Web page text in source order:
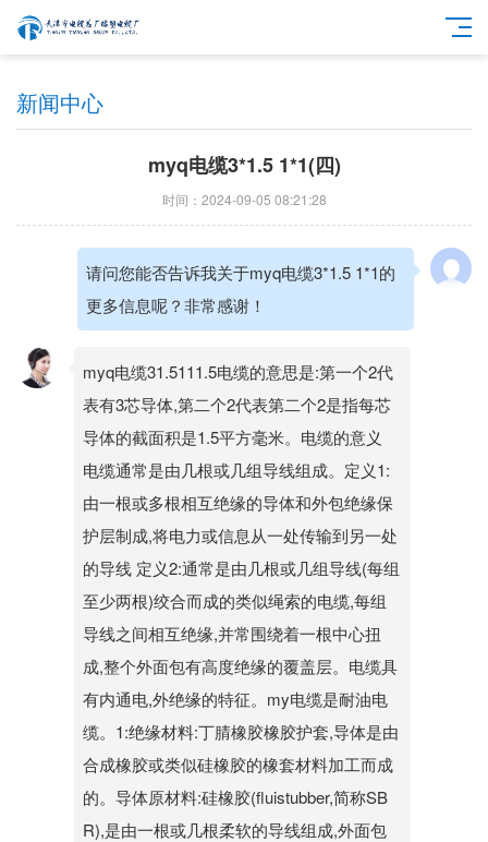
新闻中心
myq电缆3*1.5 1*1(四)
时间：2024-09-05 08:21:28
请问您能否告诉我关于myq电缆3*1.5 1*1的
更多信息呢？非常感谢！
myq电缆31.5111.5电缆的意思是:第一个2代
表有3芯导体,第二个2代表第二个2是指每芯
导体的截面积是1.5平方毫米。电缆的意义
电缆通常是由几根或几组导线组成。定义1:
由一根或多根相互绝缘的导体和外包绝缘保
护层制成,将电力或信息从一处传输到另一处
的导线 定义2:通常是由几根或几组导线(每组
至少两根)绞合而成的类似绳索的电缆,每组
导线之间相互绝缘,并常围绕着一根中心扭
成,整个外面包有高度绝缘的覆盖层。电缆具
有内通电,外绝缘的特征。my电缆是耐油电
缆。1:绝缘材料:丁腈橡胶橡胶护套,导体是由
合成橡胶或类似硅橡胶的橡套材料加工而成
的。导体原材料:硅橡胶(fluistubber,简称SB
R),是由一根或几根柔软的导线组成,外面包